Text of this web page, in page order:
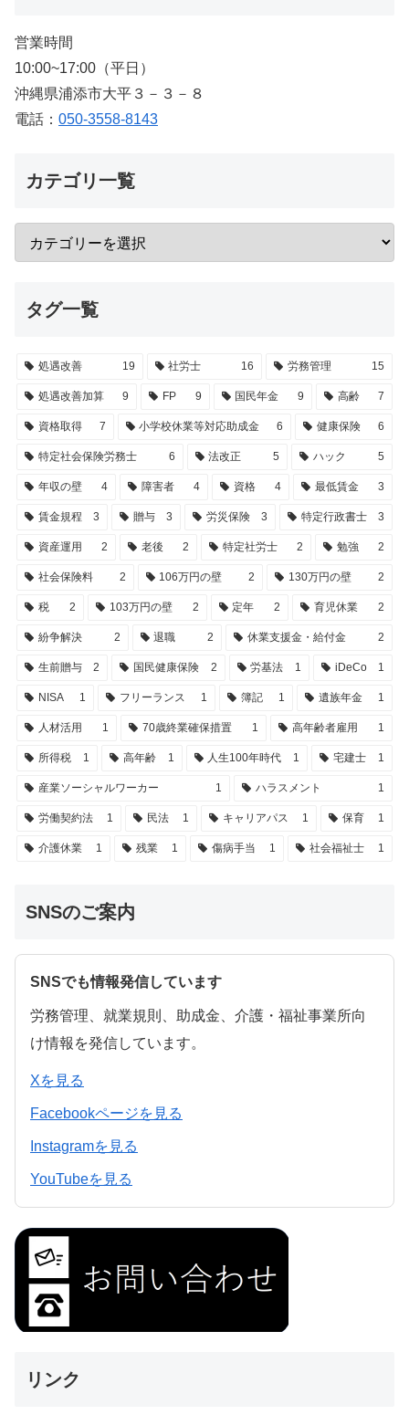
営業時間
10:00~17:00（平日）
沖縄県浦添市大平３－３－８
電話： 050-3558-8143
カテゴリ一覧
タグ一覧
処遇改善 19 社労士 16 労務管理 15
処遇改善加算 9 FP 9 国民年金 9 高齢 7
資格取得 7 小学校休業等対応助成金 6 健康保険 6
特定社会保険労務士 6 法改正 5 ハック 5
年収の壁 4 障害者 4 資格 4 最低賃金 3
賃金規程 3 贈与 3 労災保険 3 特定行政書士 3
資産運用 2 老後 2 特定社労士 2 勉強 2
社会保険料 2 106万円の壁 2 130万円の壁 2
税 2 103万円の壁 2 定年 2 育児休業 2
紛争解決 2 退職 2 休業支援金・給付金 2
生前贈与 2 国民健康保険 2 労基法 1 iDeCo 1
NISA 1 フリーランス 1 簿記 1 遺族年金 1
人材活用 1 70歳終業確保措置 1 高年齢者雇用 1
所得税 1 高年齢 1 人生100年時代 1 宅建士 1
産業ソーシャルワーカー 1 ハラスメント 1
労働契約法 1 民法 1 キャリアパス 1 保育 1
介護休業 1 残業 1 傷病手当 1 社会福祉士 1
SNSのご案内
SNSでも情報発信しています
労務管理、就業規則、助成金、介護・福祉事業所向
け情報を発信しています。
Xを見る
Facebookページを見る
Instagramを見る
YouTubeを見る
リンク